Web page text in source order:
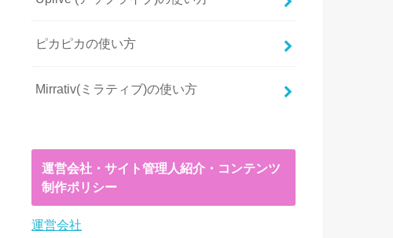
ピカピカの使い方
Mirrativ(ミラティブ)の使い方
運営会社・サイト管理人紹介・コンテンツ
制作ポリシー
運営会社